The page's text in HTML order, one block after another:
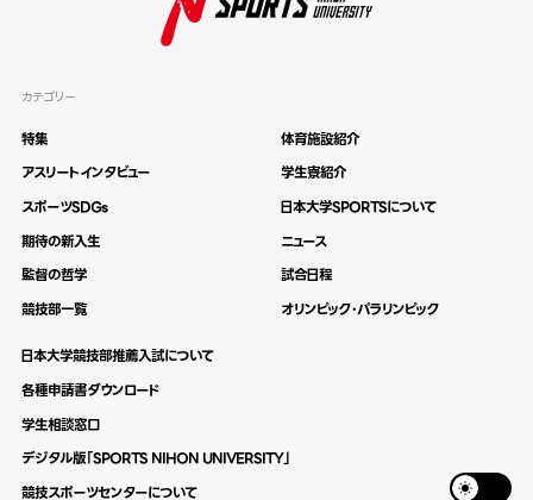
カテゴリー
特集
アスリートインタビュー
スポーツSDGs
期待の新入生
監督の哲学
競技部一覧
体育施設紹介
学生寮紹介
日本大学SPORTSについて
ニュース
試合日程
オリンピック・パラリンピック
日本大学競技部推薦入試について
各種申請書ダウンロード
学生相談窓口
デジタル版「SPORTS NIHON UNIVERSITY」
競技スポーツセンターについて